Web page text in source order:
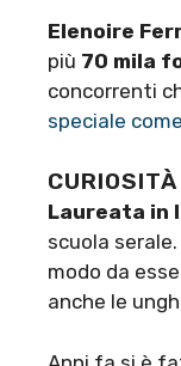
Elenoire
più 70 mila
concorrenti
speciale
Laureata in
scuola
modo da
anche le